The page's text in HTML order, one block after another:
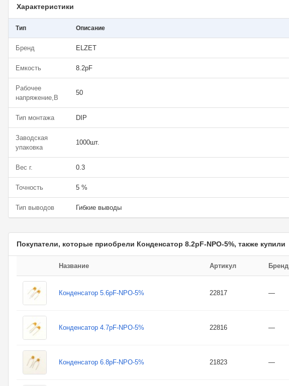
Характеристики
Тип Описание
Бренд ELZET
Емкость 8.2pF
Рабочее
напряжение,В
50
Тип монтажа DIP
Заводская
упаковка
1000шт.
Вес г. 0.3
Точность 5 %
Тип выводов Гибкие выводы
Покупатели, которые приобрели Конденсатор 8.2pF-NPO-5%, также купили
Название Артикул Бренд
Конденсатор 5.6pF-NPO-5% 22817 —
Конденсатор 4.7pF-NPO-5% 22816 —
Конденсатор 6.8pF-NPO-5% 21823 —